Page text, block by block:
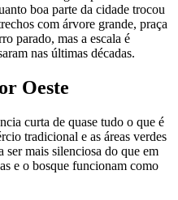
boa parte da cidade trocou
com árvore grande, praça
parado, mas a escala é
nas últimas décadas.
Oeste
curta de quase tudo o que é
tradicional e as áreas verdes
mais silenciosa do que em
e o bosque funcionam como